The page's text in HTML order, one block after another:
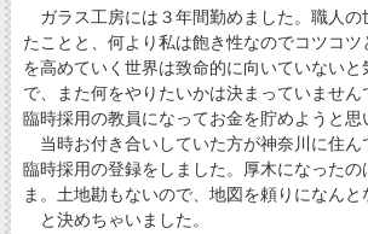
ガラス工房には３年間勤めました。職人の
たことと、何より私は飽き性なのでコツコ
を高めていく世界は致命的に向いていないと
で、また何をやりたいかは決まっていません
臨時採用の教員になってお金を貯めようと思
当時お付き合いしていた方が神奈川に住ん
臨時採用の登録をしました。厚木になったの
ま。土地勘もないので、地図を頼りになんと
と決めちゃいました。